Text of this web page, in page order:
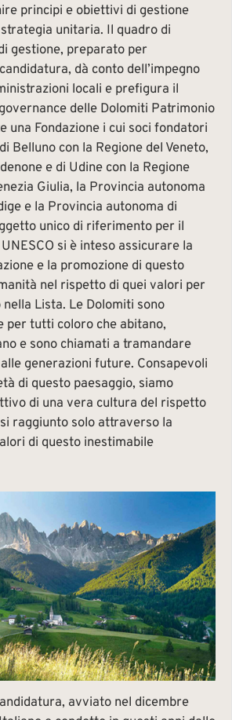
principi e obiettivi di gestione
strategia unitaria. Il quadro di
gestione, preparato per
dà conto dell’impegno
locali e prefigura il
delle Dolomiti Patrimonio
una Fondazione i cui soci fondatori
Belluno con la Regione del Veneto,
e di Udine con la Regione
Giulia, la Provincia autonoma
e la Provincia autonoma di
unico di riferimento per il
si è inteso assicurare la
e la promozione di questo
nel rispetto di quei valori per
Lista. Le Dolomiti sono
per tutti coloro che abitano,
e sono chiamati a tramandare
generazioni future. Consapevoli
di questo paesaggio, siamo
di una vera cultura del rispetto
raggiunto solo attraverso la
di questo inestimabile
avviato nel dicembre